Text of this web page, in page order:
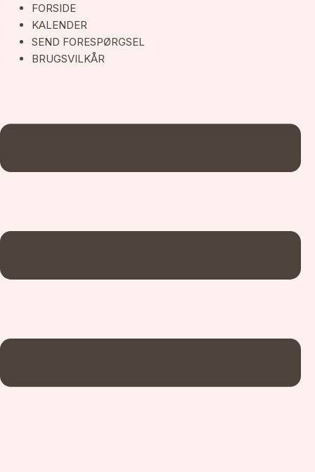
indholdet
FORSIDE
KALENDER
SEND FORESPØRGSEL
BRUGSVILKÅR
Begivenheder